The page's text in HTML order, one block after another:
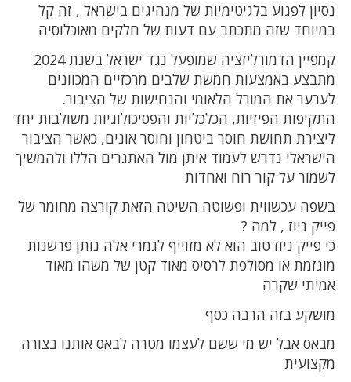
נסיון לפגוע בלגיטימיות של מנהיגים בישראל , זה קל
במיוחד שזה מתכתב עם דעות של חלקים מאוכלוסיה
קמפיין הדמורליזציה שמופעל נגד ישראל בשנת 2024
מתבצע באמצעות חמשת שלבים מרכזיים המכוונים
לערער את המורל הלאומי והנחישות של הציבור.
התקיפות הפיזיות, הכלכליות והפסיכולוגיות משולבות יחד
ליצירת תחושת חוסר ביטחון וחוסר אונים, כאשר הציבור
הישראלי נדרש לעמוד איתן מול האתגרים הללו ולהמשיך
לשמור על קור רוח ואחדות
בשפה עכשווית ופשוטה השיטה הזאת קורצה מחומר של
פייק ניוז , למה ?
כי פייק ניוז טוב הוא לא מזוייף לגמרי אלה נותן פרשנות
מוגזמת או מסולפת לרסיס מאוד קטן של משהו מאוד
אמיתי שקרה
מושקע בזה הרבה כסף
מבאס אבל יש מי ששם לעצמו מטרה לבאס אותנו בצורה
מקצועית